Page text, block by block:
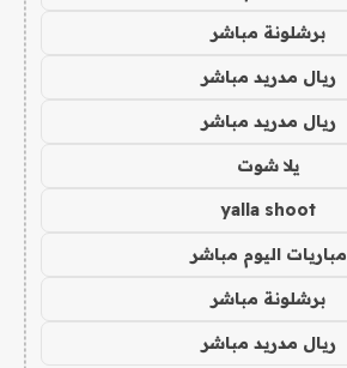
برشلونة مباشر
ريال مدريد مباشر
ريال مدريد مباشر
يلا شوت
yalla shoot
مباريات اليوم مباشر
برشلونة مباشر
ريال مدريد مباشر